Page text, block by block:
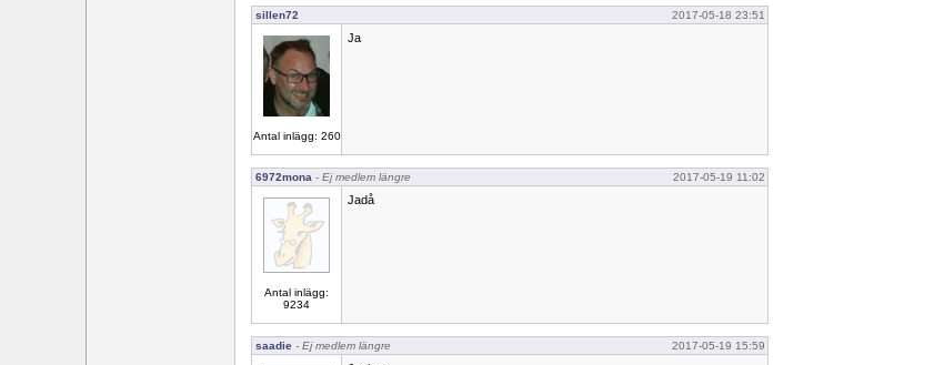
sillen72 2017-05-18 23:51
Antal inlägg: 260
Ja
6972mona - Ej medlem längre 2017-05-19 11:02
Antal inlägg:
9234
Jadå
saadie - Ej medlem längre 2017-05-19 15:59